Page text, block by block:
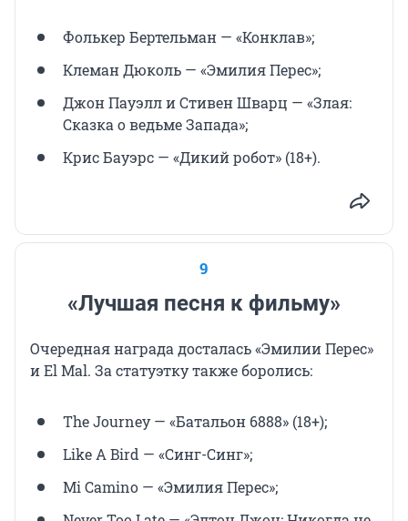
Фолькер Бертельман — «Конклав»;
Клеман Дюколь — «Эмилия Перес»;
Джон Пауэлл и Стивен Шварц — «Злая:
Сказка о ведьме Запада»;
Крис Бауэрс — «Дикий робот» (18+).
9
«Лучшая песня к фильму»
Очередная награда досталась «Эмилии Перес»
и El Mal. За статуэтку также боролись:
The Journey — «Батальон 6888» (18+);
Like A Bird — «Синг-Синг»;
Mi Camino — «Эмилия Перес»;